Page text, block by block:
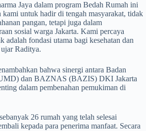
Jaya dalam program Bedah Rumah ini
untuk hadir di tengah masyarakat, tidak
pangan, tetapi juga dalam
sosial warga Jakarta. Kami percaya
adalah fondasi utama bagi kesehatan dan
Raditya.
bahwa sinergi antara Badan
dan BAZNAS (BAZIS) DKI Jakarta
dalam pembenahan pemukiman di
26 rumah yang telah selesai
kepada para penerima manfaat. Secara